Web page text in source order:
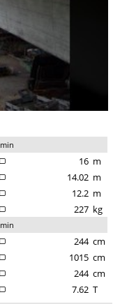
min
16 m
14.02 m
12.2 m
227 kg
min
244 cm
1015 cm
244 cm
7.62 T